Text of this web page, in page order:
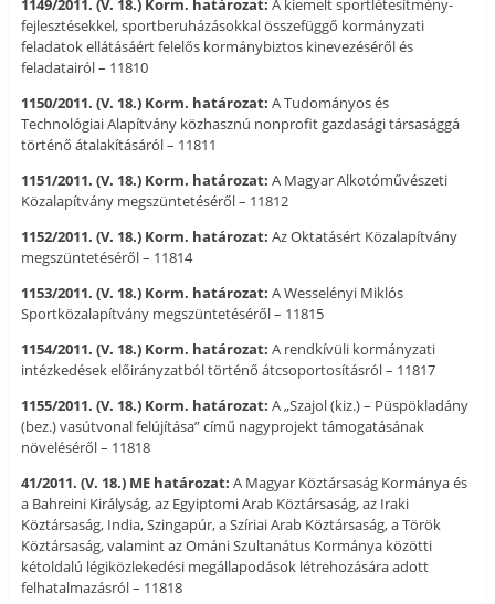
1149/2011. (V. 18.) Korm. határozat: A kiemelt sportlétesítmény-
fejlesztésekkel, sportberuházásokkal összefüggő kormányzati
feladatok ellátásáért felelős kormánybiztos kinevezéséről és
feladatairól – 11810
1150/2011. (V. 18.) Korm. határozat: A Tudományos és
Technológiai Alapítvány közhasznú nonprofit gazdasági társasággá
történő átalakításáról – 11811
1151/2011. (V. 18.) Korm. határozat: A Magyar Alkotóművészeti
Közalapítvány megszüntetéséről – 11812
1152/2011. (V. 18.) Korm. határozat: Az Oktatásért Közalapítvány
megszüntetéséről – 11814
1153/2011. (V. 18.) Korm. határozat: A Wesselényi Miklós
Sportközalapítvány megszüntetéséről – 11815
1154/2011. (V. 18.) Korm. határozat: A rendkívüli kormányzati
intézkedések előirányzatból történő átcsoportosításról – 11817
1155/2011. (V. 18.) Korm. határozat: A „Szajol (kiz.) – Püspökladány
(bez.) vasútvonal felújítása” című nagyprojekt támogatásának
növeléséről – 11818
41/2011. (V. 18.) ME határozat: A Magyar Köztársaság Kormánya és
a Bahreini Királyság, az Egyiptomi Arab Köztársaság, az Iraki
Köztársaság, India, Szingapúr, a Szíriai Arab Köztársaság, a Török
Köztársaság, valamint az Ománi Szultanátus Kormánya közötti
kétoldalú légiközlekedési megállapodások létrehozására adott
felhatalmazásról – 11818